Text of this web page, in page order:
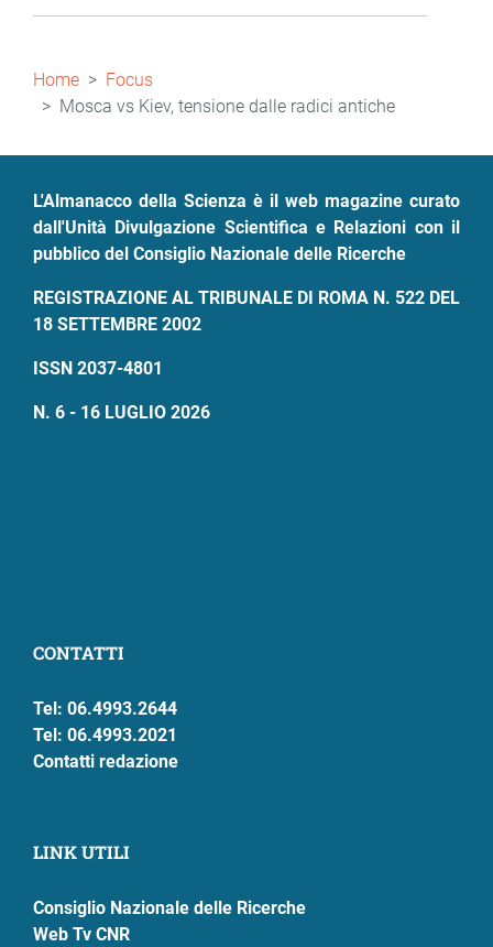
Briciole
di
pane
Home
Focus
Mosca vs Kiev, tensione dalle radici antiche
L'Almanacco della Scienza è il web magazine curato
dall'Unità Divulgazione Scientifica e Relazioni con il
pubblico del Consiglio Nazionale delle Ricerche
REGISTRAZIONE AL TRIBUNALE DI ROMA N. 522 DEL
18 SETTEMBRE 2002
ISSN 2037-4801
N. 6 - 16 LUGLIO 2026
CONTATTI
Tel: 06.4993.2644
Tel: 06.4993.2021
Contatti redazione
LINK UTILI
Consiglio Nazionale delle Ricerche
Web Tv CNR